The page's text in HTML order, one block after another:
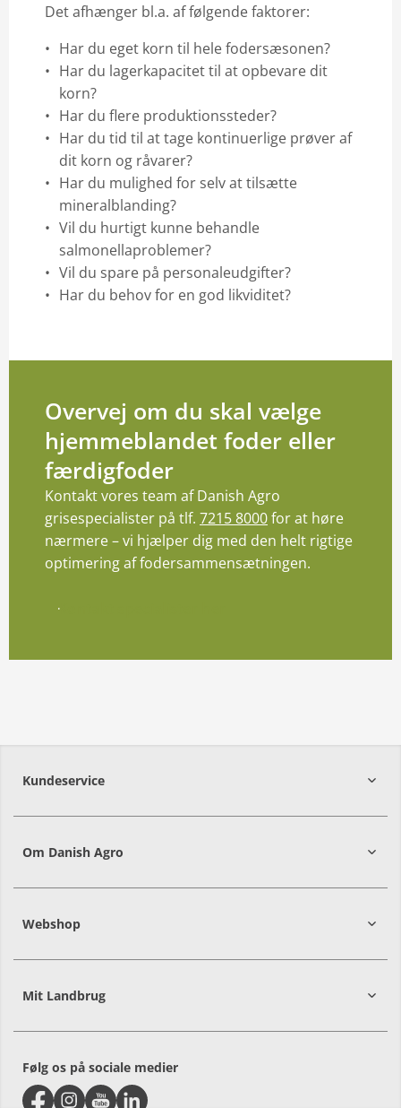
Det afhænger bl.a. af følgende faktorer:
Har du eget korn til hele fodersæsonen?
Har du lagerkapacitet til at opbevare dit
korn?
Har du flere produktionssteder?
Har du tid til at tage kontinuerlige prøver af
dit korn og råvarer?
Har du mulighed for selv at tilsætte
mineralblanding?
Vil du hurtigt kunne behandle
salmonellaproblemer?
Vil du spare på personaleudgifter?
Har du behov for en god likviditet?
Overvej om du skal vælge
hjemmeblandet foder eller
færdigfoder
Kontakt vores team af Danish Agro
grisespecialister på tlf. 7215 8000for at høre
nærmere – vi hjælper dig med den helt rigtige
optimering af fodersammensætningen.
Kontakt specialister her
Kundeservice
Om Danish Agro
Webshop
Mit Landbrug
Følg os på sociale medier